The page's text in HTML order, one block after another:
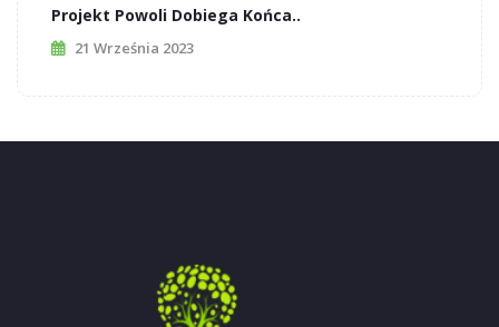
Projekt Powoli Dobiega Końca..
21 Września 2023